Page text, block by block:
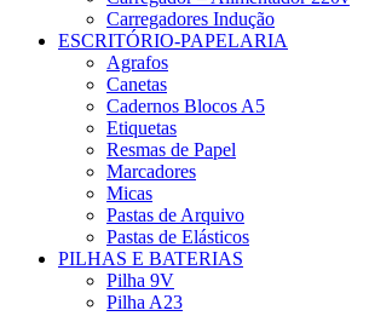
Carregadores Indução
ESCRITÓRIO-PAPELARIA
Agrafos
Canetas
Cadernos Blocos A5
Etiquetas
Resmas de Papel
Marcadores
Micas
Pastas de Arquivo
Pastas de Elásticos
PILHAS E BATERIAS
Pilha 9V
Pilha A23